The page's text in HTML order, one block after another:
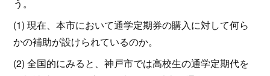
う。
(1) 現在、本市において通学定期券の購入に対して何ら
かの補助が設けられているのか。
(2) 全国的にみると、神戸市では高校生の通学定期代を